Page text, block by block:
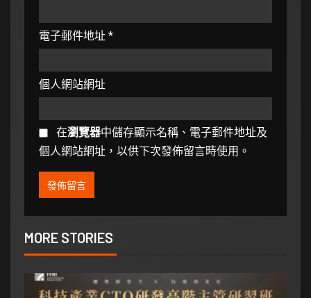
電子郵件地址 *
個人網站網址
在瀏覽器中儲存顯示名稱、電子郵件地址及
個人網站網址，以供下次發佈留言時使用。
MORE STORIES